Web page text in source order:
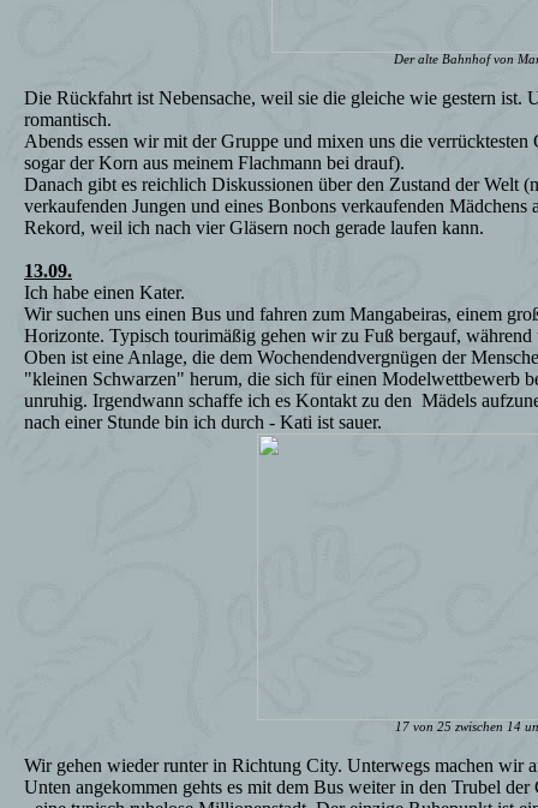
Der alte Bahnhof von
Die Rückfahrt ist Nebensache, weil sie die gleiche wie gestern ist.
romantisch.
Abends essen wir mit der Gruppe und mixen uns die
sogar der Korn aus meinem Flachmann bei drauf).
Danach gibt es reichlich Diskussionen über den Zustand der Welt
verkaufenden Jungen und eines Bonbons verkaufenden
Rekord, weil ich nach vier Gläsern noch gerade laufen kann.
13.09.
Ich habe einen Kater.
Wir suchen uns einen Bus und fahren zum Mangabeiras, einem
Horizonte. Typisch tourimäßig gehen wir zu Fuß bergauf,
Oben ist eine Anlage, die dem Wochendendvergnügen der
"kleinen Schwarzen" herum, die sich für einen Modelwettbewerb
unruhig. Irgendwann schaffe ich es Kontakt zu den Mädels
nach einer Stunde bin ich durch - Kati ist sauer.
17 von 25 zwischen 14
Wir gehen wieder runter in Richtung City. Unterwegs machen wir
Unten angekommen gehts es mit dem Bus weiter in den Trubel